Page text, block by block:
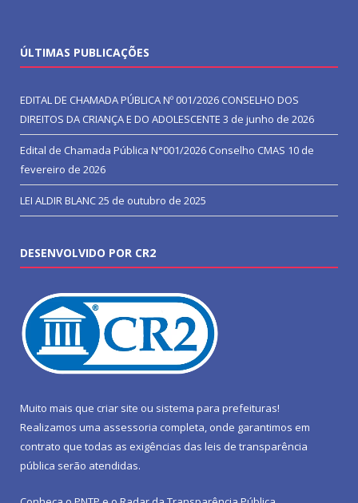
ÚLTIMAS PUBLICAÇÕES
EDITAL DE CHAMADA PÚBLICA Nº 001/2026 CONSELHO DOS
DIREITOS DA CRIANÇA E DO ADOLESCENTE 3 de junho de 2026
Edital de Chamada Pública N°001/2026 Conselho CMAS 10 de
fevereiro de 2026
LEI ALDIR BLANC25 de outubro de 2025
DESENVOLVIDO POR CR2
Muito mais que criar site ou sistema para prefeituras!
Realizamos uma assessoria completa, onde garantimos em
contrato que todas as exigências das leis de transparência
pública serão atendidas.